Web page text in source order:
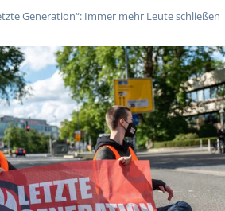
Generation“: Immer mehr Leute schließen